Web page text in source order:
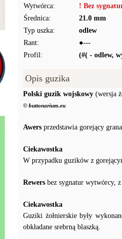
Wytwórca:
! Bez
Średnica:
21.0 mm
Typ uszka:
odlew
Rant:
●---
Profil:
(#( - odlew,
Opis guzika
Polski guzik wojskowy (wersja
© buttonarium.eu
Awers przedstawia gorejący
Ciekawostka
W przypadku guzików z
Rewers bez sygnatur wytwórcy,
Ciekawostka
Guziki żołnierskie były
obkładane srebrną blaszką.